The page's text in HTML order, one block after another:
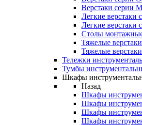
Верстаки серии
Легкие верстаки
Легкие верстаки
Столы
Тяжелые
Тяжелые
Тележки
Тумбы
Шкафы
Назад
Шкафы
Шкафы
Шкафы
Шкафы